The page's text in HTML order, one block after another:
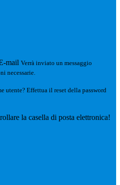
mail Verrà inviato un messaggio
necessarie.
utente? Effettua il reset della password
la casella di posta elettronica!